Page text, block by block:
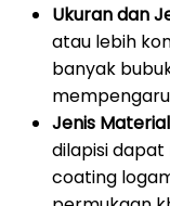
Ukuran dan
atau lebih
banyak
Jenis
dilapisi dapat
coating